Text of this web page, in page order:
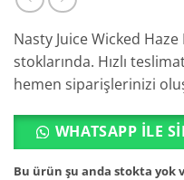
Nasty Juice Wicked
stoklarında. Hızlı
hemen siparişlerinizi
WHATSAPP ILE
Bu ürün şu anda stokta yok